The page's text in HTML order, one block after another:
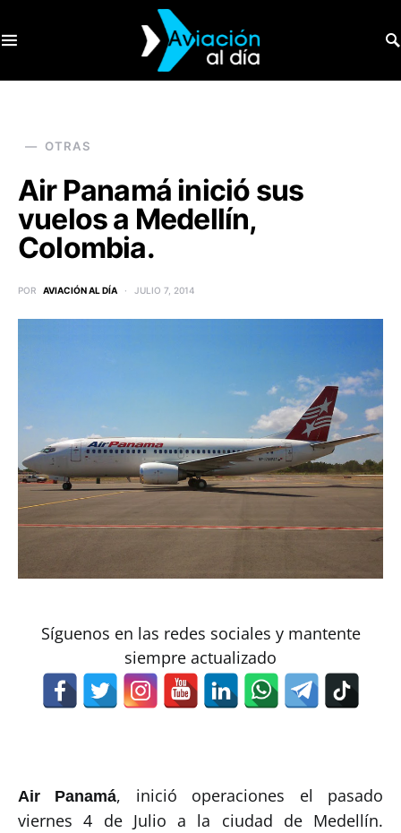
OTRAS
Air Panamá inició sus
vuelos a Medellín,
Colombia.
POR AVIACIÓN AL DÍA JULIO 7, 2014
Síguenos en las redes sociales y mantente
siempre actualizado
Air Panamá, inició operaciones el pasado
viernes 4 de Julio a la ciudad de Medellín.